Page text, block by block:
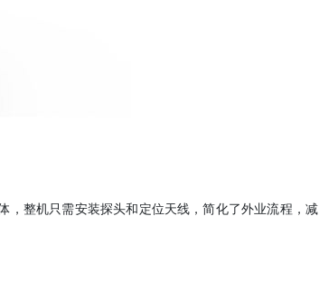
，整机只需安装探头和定位天线，简化了外业流程，减